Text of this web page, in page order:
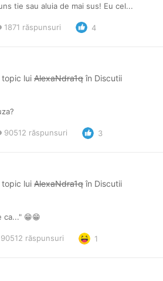
tie sau aluia de mai sus! Eu cel...
1871 răspunsuri 4
topic lui AlexaNdra1qîn Discutii
90512 răspunsuri 3
topic lui AlexaNdra1qîn Discutii
ca..." 😁😁
90512 răspunsuri 1